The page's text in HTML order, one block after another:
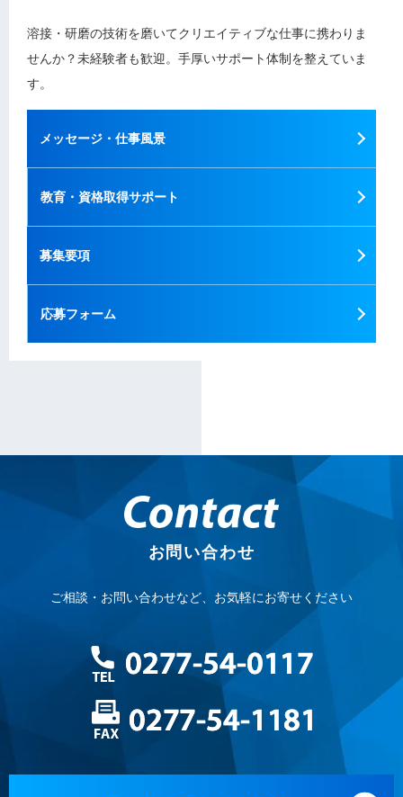
溶接・研磨の技術を磨いてクリエイティブな仕事に携わりま
せんか？未経験者も歓迎。手厚いサポート体制を整えていま
す。
メッセージ・仕事風景
教育・資格取得サポート
募集要項
応募フォーム
お問い合わせ
ご相談・お問い合わせなど、お気軽にお寄せください